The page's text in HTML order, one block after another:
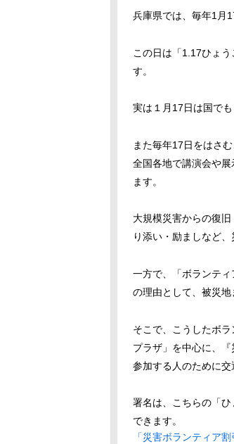
兵庫県では、毎年1 月
この日は「1.17ひょう
す。
実は１月 17日は国で
また毎年17日をはさむ
全国各地で講演会や
ます。
大規模災害からの復
り添い・励ましなど
一方で、「ボランテ
の理由として、被災地
そこで、こうしたボ
プラザ」を中心に、
参加する人のために交
署名は、こちらの「
できます。
「災害ボランティア